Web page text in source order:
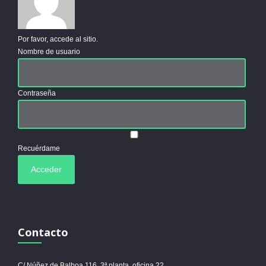
Por favor, accede al sitio.
Nombre de usuario
Contraseña
Recuérdame
Contacto